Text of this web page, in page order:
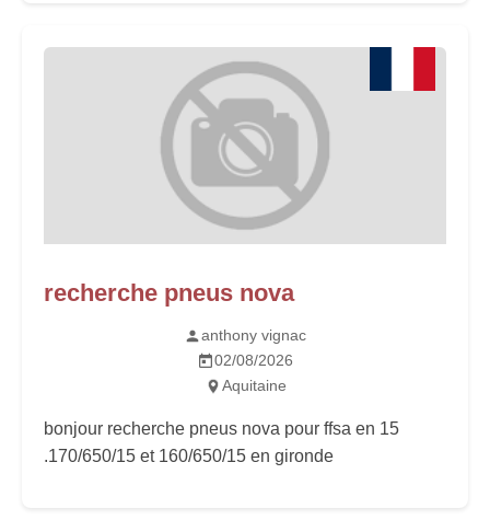
recherche pneus nova
anthony vignac
02/08/2026
Aquitaine
bonjour recherche pneus nova pour ffsa en 15
.170/650/15 et 160/650/15 en gironde